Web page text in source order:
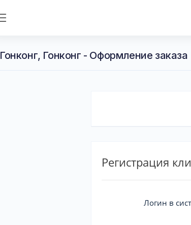
Гонконг, Гонконг - Оформление заказа
Регистрация
Логин в